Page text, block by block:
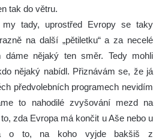
tak do větru.
tady, uprostřed Evropy se taky
na další „pětiletku“ a za necelé
nějaký ten směr. Tedy mohli
nějaký nabídl. Přiznávám se, že já
předvolebních programech nevidím
to nahodilé zvyšování mezd na
zda Evropa má končit u Aše nebo u
o to, na koho vyjde bakšiš z